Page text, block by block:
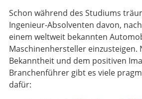
Schon während des Studiums
Ingenieur-Absolventen davon,
einem weltweit bekannten
Maschinenhersteller einzusteigen.
Bekanntheit und dem positiven
Branchenführer gibt es viele
dafür: